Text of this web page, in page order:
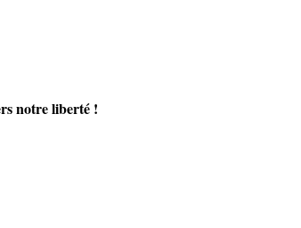
notre liberté !